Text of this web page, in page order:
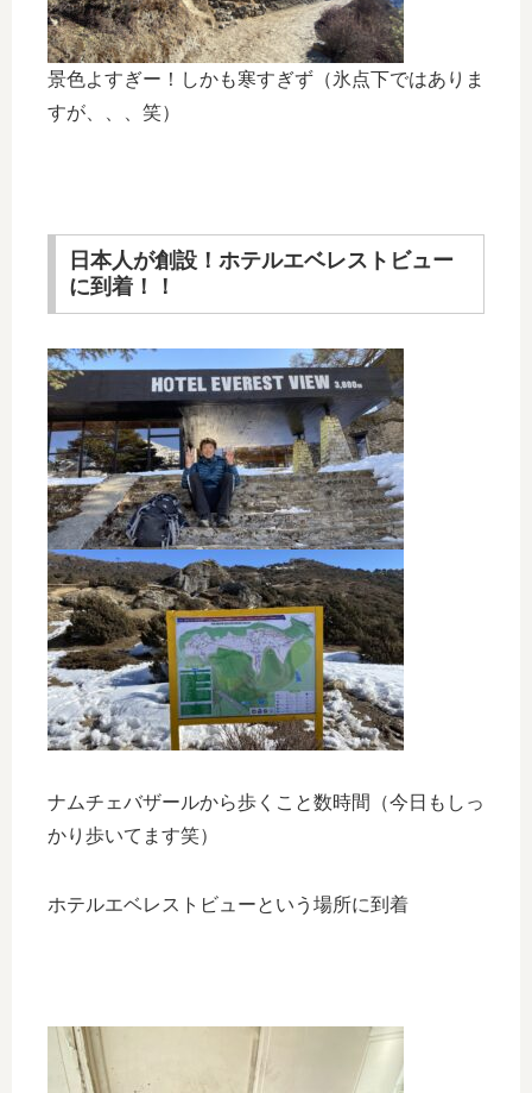
景色よすぎー！しかも寒すぎず（氷点下ではありま
すが、、、笑）
日本人が創設！ホテルエベレストビュー
に到着！！
ナムチェバザールから歩くこと数時間（今日もしっ
かり歩いてます笑）
ホテルエベレストビューという場所に到着